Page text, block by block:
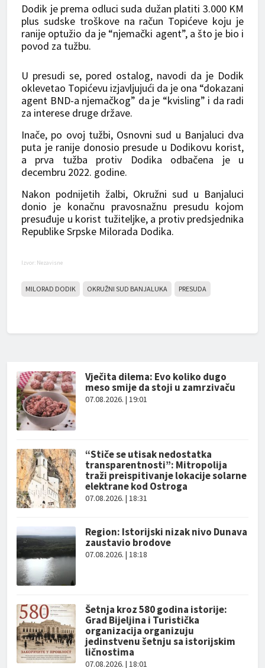
Dodik je prema odluci suda dužan platiti 3.000 KM
plus sudske troškove na račun Topićeve koju je
ranije optužio da je “njemački agent”, a što je bio i
povod za tužbu.
U presudi se, pored ostalog, navodi da je Dodik
oklevetao Topićevu izjavljujući da je ona “dokazani
agent BND-a njemačkog” da je “kvisling” i da radi
za interese druge države.
Inače, po ovoj tužbi, Osnovni sud u Banjaluci dva
puta je ranije donosio presude u Dodikovu korist,
a prva tužba protiv Dodika odbačena je u
decembru 2022. godine.
Nakon podnijetih žalbi, Okružni sud u Banjaluci
donio je konačnu pravosnažnu presudu kojom
presuđuje u korist tužiteljke, a protiv predsjednika
Republike Srpske Milorada Dodika.
Izvor: Nezavisne
MILORAD DODIK OKRUŽNI SUD BANJALUKA PRESUDA
Vječita dilema: Evo koliko dugo
meso smije da stoji u zamrzivaču
07.08.2026. | 19:01
“Stiče se utisak nedostatka
transparentnosti”: Mitropolija
traži preispitivanje lokacije solarne
elektrane kod Ostroga
07.08.2026. | 18:31
Region: Istorijski nizak nivo Dunava
zaustavio brodove
07.08.2026. | 18:18
Šetnja kroz 580 godina istorije:
Grad Bijeljina i Turistička
organizacija organizuju
jedinstvenu šetnju sa istorijskim
ličnostima
07.08.2026. | 18:01